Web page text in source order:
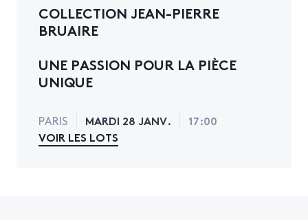
COLLECTION JEAN-PIERRE
BRUAIRE
UNE PASSION POUR LA PIÈCE
UNIQUE
PARIS MARDI 28 JANV.
17:00
VOIR LES LOTS